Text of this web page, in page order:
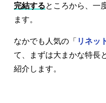
完結するところから、一
ます。
なかでも人気の「 リネッ
て、まずは大まかな特長
紹介します。